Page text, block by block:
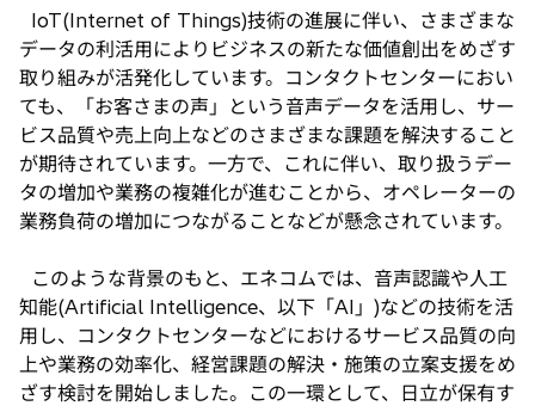
IoT(Internet of Things)技術の進展に伴い、さまざまな
データの利活用によりビジネスの新たな価値創出をめざす
取り組みが活発化しています。コンタクトセンターにおい
ても、「お客さまの声」という音声データを活用し、サー
ビス品質や売上向上などのさまざまな課題を解決すること
が期待されています。一方で、これに伴い、取り扱うデー
タの増加や業務の複雑化が進むことから、オペレーターの
業務負荷の増加につながることなどが懸念されています。
このような背景のもと、エネコムでは、音声認識や人工
知能(Artificial Intelligence、以下「AI」)などの技術を活
用し、コンタクトセンターなどにおけるサービス品質の向
上や業務の効率化、経営課題の解決・施策の立案支援をめ
ざす検討を開始しました。この一環として、日立が保有す